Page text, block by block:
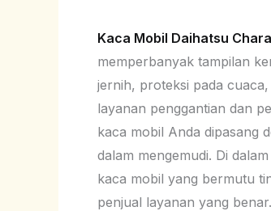
Kaca Mobil Daihatsu
memperbanyak tampilan
jernih, proteksi pada
layanan penggantian dan
kaca mobil Anda dipasang
dalam mengemudi. Di
kaca mobil yang bermutu
penjual layanan yang benar.